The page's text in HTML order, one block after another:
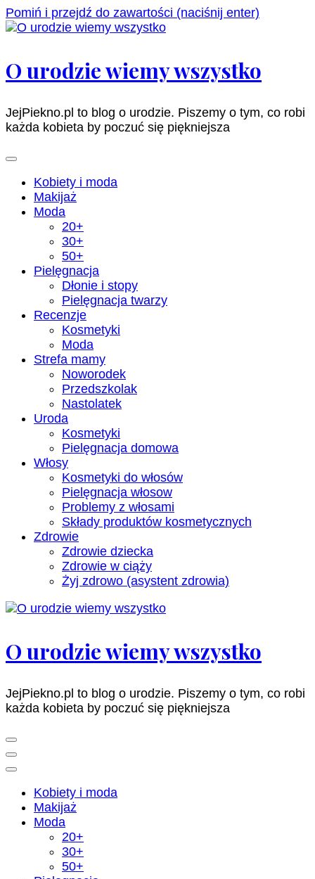
Pomiń i przejdź do zawartości (naciśnij enter)
O urodzie wiemy wszystko
JejPiekno.pl to blog o urodzie. Piszemy o tym, co robi
każda kobieta by poczuć się piękniejsza
Kobiety i moda
Makijaż
Moda
20+
30+
50+
Pielęgnacja
Dłonie i stopy
Pielęgnacja twarzy
Recenzje
Kosmetyki
Moda
Strefa mamy
Noworodek
Przedszkolak
Nastolatek
Uroda
Kosmetyki
Pielęgnacja domowa
Włosy
Kosmetyki do włosów
Pielęgnacja włosow
Problemy z włosami
Składy produktów kosmetycznych
Zdrowie
Zdrowie dziecka
Zdrowie w ciąży
Żyj zdrowo (asystent zdrowia)
O urodzie wiemy wszystko
JejPiekno.pl to blog o urodzie. Piszemy o tym, co robi
każda kobieta by poczuć się piękniejsza
Kobiety i moda
Makijaż
Moda
20+
30+
50+